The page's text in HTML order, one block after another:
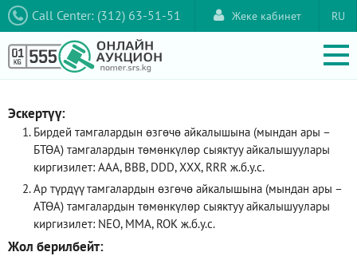
Call Center: (312) 63-51-51 RU
Жеке кабинет
Эскертүү:
Бирдей тамгалардын өзгөчө айкалышына (мындан ары –
БТӨА) тамгалардын төмөнкүлөр сыяктуу айкалышуулары
киргизилет: AAA, ВВВ, DDD, XXX, RRR ж.б.у.с.
Ар түрдүү тамгалардын өзгөчө айкалышына (мындан ары –
АТӨА) тамгалардын төмөнкүлөр сыяктуу айкалышуулары
киргизилет: NEO, ММА, ROK ж.б.у.с.
Жол берилбейт: